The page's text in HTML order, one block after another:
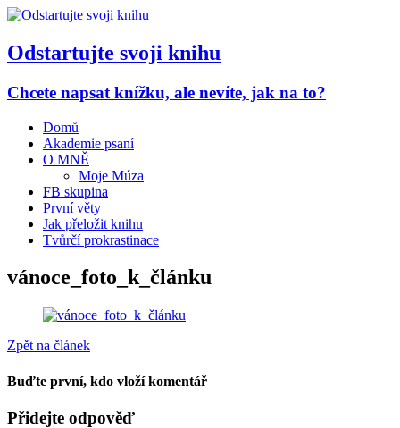
Odstartujte svoji knihu
Chcete napsat knížku, ale nevíte, jak na to?
Domů
Akademie psaní
O MNĚ
Moje Múza
FB skupina
První věty
Jak přeložit knihu
Tvůrčí prokrastinace
vánoce_foto_k_článku
Zpět na článek
Buďte první, kdo vloží komentář
Přidejte odpověď